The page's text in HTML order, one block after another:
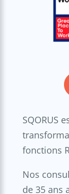
SQORUS
fonctions
Nos
de 35 ans